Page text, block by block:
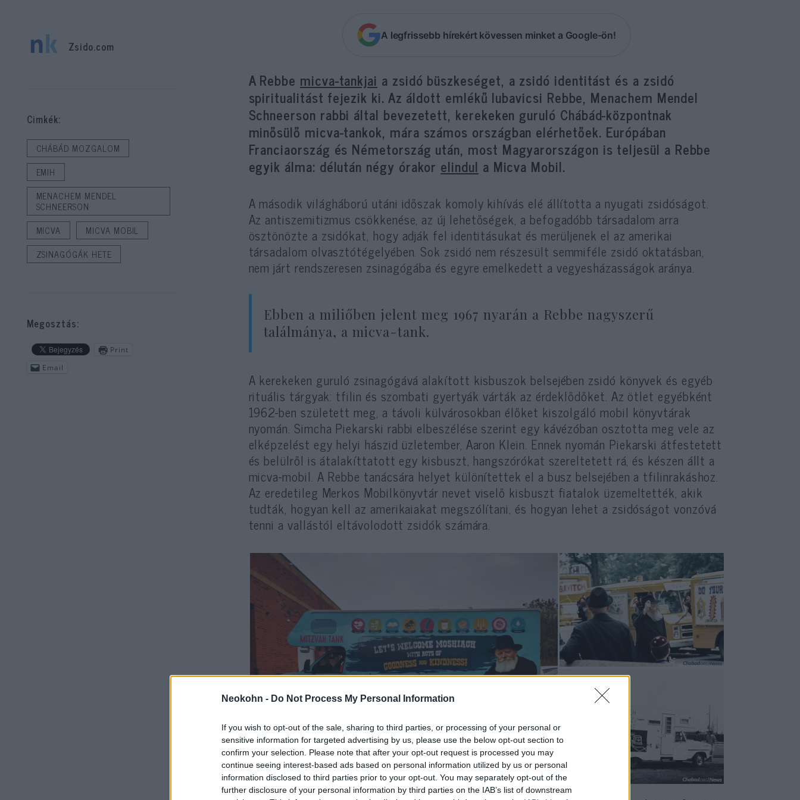
Neokohn - Do Not Process My Personal Information
If you wish to opt-out of the sale, sharing to third parties, or processing of your personal or
sensitive information for targeted advertising by us, please use the below opt-out section to
confirm your selection. Please note that after your opt-out request is processed you may
continue seeing interest-based ads based on personal information utilized by us or personal
information disclosed to third parties prior to your opt-out. You may separately opt-out of the
further disclosure of your personal information by third parties on the IAB’s list of downstream
A legfrissebb hírekért kövessen minket a Google-ön!
A Rebbe micva-tankjai a zsidó büszkeséget, a zsidó identitást és a zsidó
spiritualitást fejezik ki. Az áldott emlékű lubavicsi Rebbe, Menachem Mendel
Schneerson rabbi által bevezetett, kerekeken guruló Chábád-központnak
minősülő micva-tankok, mára számos országban elérhetőek. Európában
Franciaország és Németország után, most Magyarországon is teljesül a Rebbe
egyik álma: délután négy órakor elindul a Micva Mobil.
A második világháború utáni időszak komoly kihívás elé állította a nyugati zsidóságot.
Az antiszemitizmus csökkenése, az új lehetőségek, a befogadóbb társadalom arra
ösztönözte a zsidókat, hogy adják fel identitásukat és merüljenek el az amerikai
társadalom olvasztótégelyében. Sok zsidó nem részesült semmiféle zsidó oktatásban,
nem járt rendszeresen zsinagógába és egyre emelkedett a vegyesházasságok aránya.
Ebben a miliőben jelent meg 1967 nyarán a Rebbe nagyszerű
találmánya, a micva-tank.
A kerekeken guruló zsinagógává alakított kisbuszok belsejében zsidó könyvek és egyéb
rituális tárgyak: tfilin és szombati gyertyák várták az érdeklődőket. Az ötlet egyébként
1962-ben született meg, a távoli külvárosokban élőket kiszolgáló mobil könyvtárak
nyomán. Simcha Piekarski rabbi elbeszélése szerint egy kávézóban osztotta meg vele az
elképzelést egy helyi hászid üzletember, Aaron Klein. Ennek nyomán Piekarski átfestetett
és belülről is átalakíttatott egy kisbuszt, hangszórókat szereltetett rá, és készen állt a
micva-mobil. A Rebbe tanácsára helyet különítettek el a busz belsejében a tfilinrakáshoz.
Az eredetileg Merkos Mobilkönyvtár nevet viselő kisbuszt fiatalok üzemeltették, akik
tudták, hogyan kell az amerikaiakat megszólítani, és hogyan lehet a zsidóságot vonzóvá
tenni a vallástól eltávolodott zsidók számára.
Zsido.com
Cimkék:
CHÁBÁD MOZGALOM
EMIH
MENACHEM MENDEL
SCHNEERSON
MICVA
MICVA MOBIL
ZSINAGÓGÁK HETE
Megosztás:
Print
Email